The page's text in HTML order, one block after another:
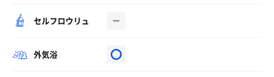
セルフロウリュ
外気浴